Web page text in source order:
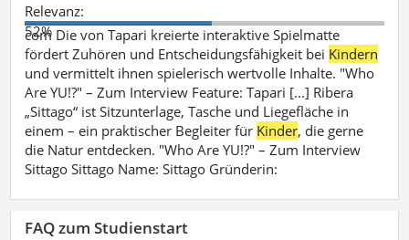
Relevanz:
52%
com Die von Tapari kreierte interaktive Spielmatte
fördert Zuhören und Entscheidungsfähigkeit bei Kindern
und vermittelt ihnen spielerisch wertvolle Inhalte. "Who
Are YU!?" – Zum Interview Feature: Tapari [...] Ribera
„Sittago“ ist Sitzunterlage, Tasche und Liegefläche in
einem – ein praktischer Begleiter für Kinder, die gerne
die Natur entdecken. "Who Are YU!?" – Zum Interview
Sittago Sittago Name: Sittago Gründerin:
FAQ zum Studienstart